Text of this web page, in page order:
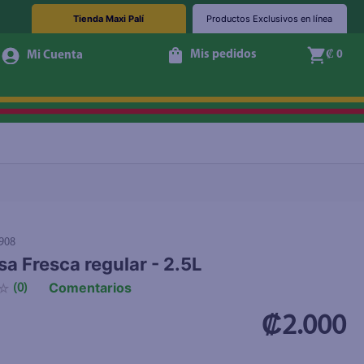
Tienda Maxi Palí Productos Exclusivos en línea
Mis pedidos ₡ 0
Fresca regular - 2.5L
☆ (0) Comentarios
₡2.000